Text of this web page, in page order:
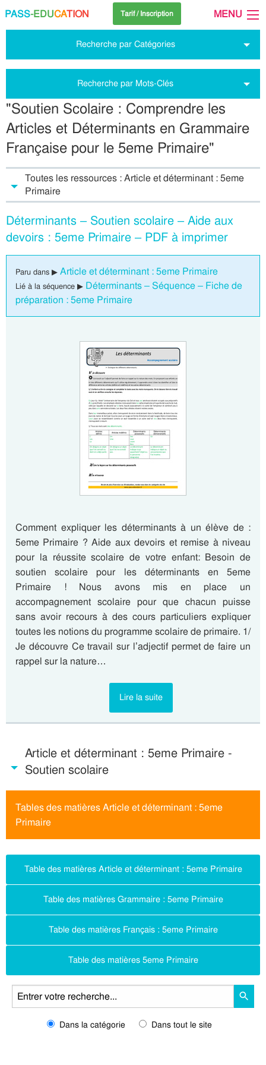
PASS-EDUCATION Tarif / Inscription MENU
Recherche par Catégories
Recherche par Mots-Clés
"Soutien Scolaire : Comprendre les
Articles et Déterminants en Grammaire
Française pour le 5eme Primaire"
Toutes les ressources : Article et déterminant : 5eme
Primaire
Déterminants – Soutien scolaire – Aide aux
devoirs : 5eme Primaire – PDF à imprimer
Paru dans ▶ Article et déterminant : 5eme Primaire
Lié à la séquence ▶ Déterminants – Séquence – Fiche de
préparation : 5eme Primaire
Comment expliquer les déterminants à un élève de :
5eme Primaire ? Aide aux devoirs et remise à niveau
pour la réussite scolaire de votre enfant: Besoin de
soutien scolaire pour les déterminants en 5eme
Primaire ! Nous avons mis en place un
accompagnement scolaire pour que chacun puisse
sans avoir recours à des cours particuliers expliquer
toutes les notions du programme scolaire de primaire. 1/
Je découvre Ce travail sur l’adjectif permet de faire un
rappel sur la nature…
Lire la suite
Article et déterminant : 5eme Primaire -
Soutien scolaire
Tables des matières Article et déterminant : 5eme
Primaire
Table des matières Article et déterminant : 5eme Primaire
Table des matières Grammaire : 5eme Primaire
Table des matières Français : 5eme Primaire
Table des matières 5eme Primaire
Dans la catégorie Dans tout le site